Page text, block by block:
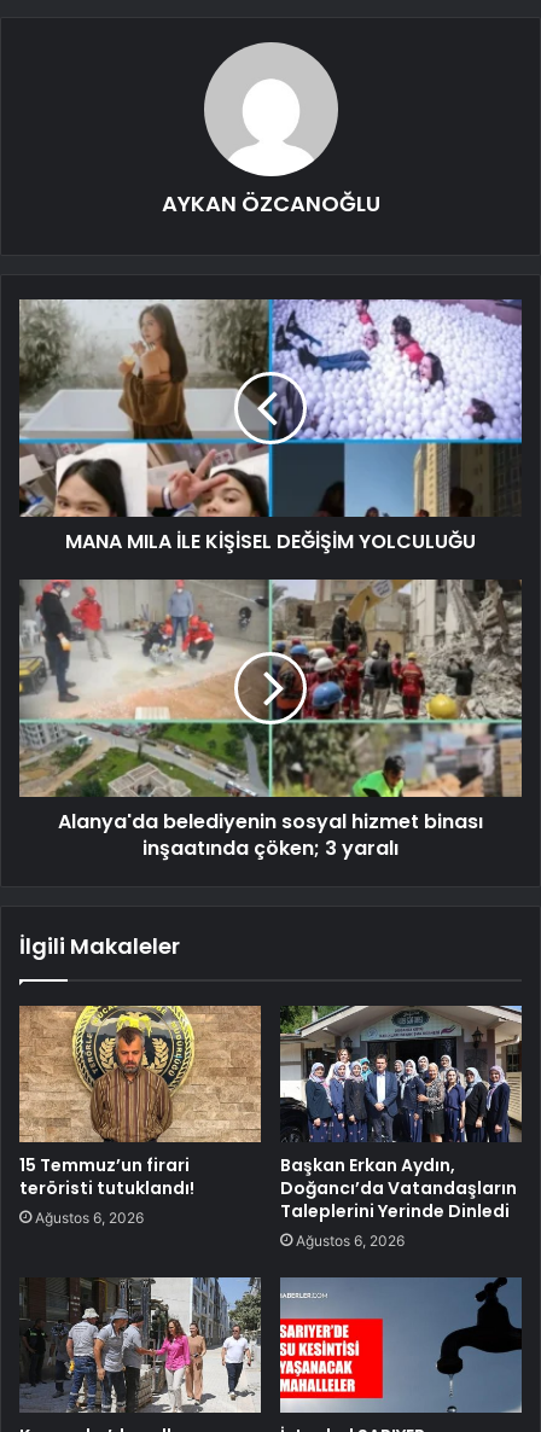
AYKAN ÖZCANOĞLU
MANA MILA İLE KİŞİSEL DEĞİŞİM YOLCULUĞU
Alanya'da belediyenin sosyal hizmet binası
inşaatında çöken; 3 yaralı
İlgili Makaleler
15 Temmuz’un firari
teröristi tutuklandı!
Ağustos 6, 2026
Başkan Erkan Aydın,
Doğancı’da Vatandaşların
Taleplerini Yerinde Dinledi
Ağustos 6, 2026